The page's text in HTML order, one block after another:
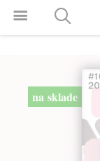
na sklade